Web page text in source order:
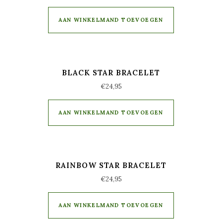
AAN WINKELMAND TOEVOEGEN
BLACK STAR BRACELET
€24,95
AAN WINKELMAND TOEVOEGEN
RAINBOW STAR BRACELET
€24,95
AAN WINKELMAND TOEVOEGEN